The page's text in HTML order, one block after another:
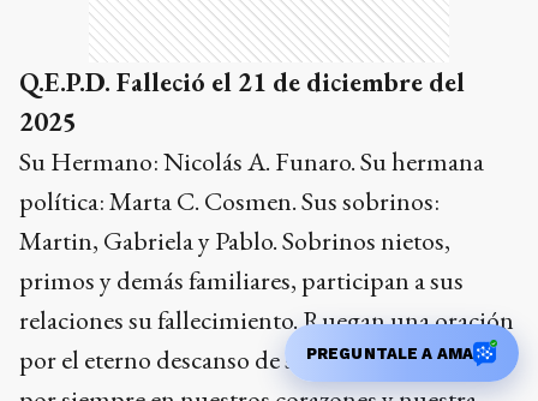
Q.E.P.D. Falleció el 21 de diciembre del
2025
Su Hermano: Nicolás A. Funaro. Su hermana
política: Marta C. Cosmen. Sus sobrinos:
Martin, Gabriela y Pablo. Sobrinos nietos,
primos y demás familiares, participan a sus
relaciones su fallecimiento. Ruegan una oración
por el eterno descanso de su alma. Permanecerás
PREGUNTALE A AMA